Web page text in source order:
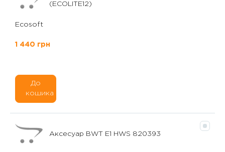
(ECOLITE12)
Ecosoft
1 440 грн
До
кошика
Аксесуар BWT E1 HWS 820393